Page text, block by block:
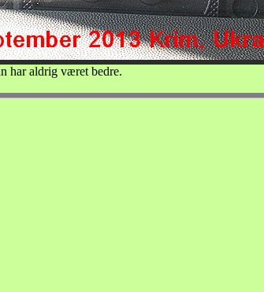
har aldrig været bedre.